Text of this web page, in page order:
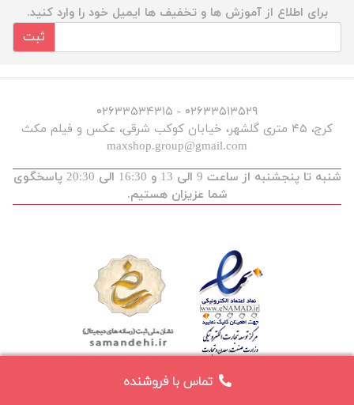
تماس با فروشنده
برای اطلاع از آموزش ها و تخفیف ها ایمیل خود را وارد کنید.
ثبت
۰۲۶۳۳۵۱۳۵۲۹ - ۰۲۶۳۳۵۳۴۳۱۵
کرج، ۴۵ متری گلشهر، خیابان کوکب شرقی، عکس و فیلم مکث
maxshop.group@gmail.com
شنبه تا پنجشنبه از ساعت 9 الی 13 و 16:30 الی 20:30 پاسخگوی
شما عزیزان هستیم.
توسعه و طراحی :maxdev